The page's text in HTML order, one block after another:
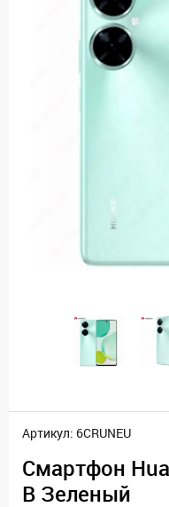
Артикул: 6CRUNEU
Смартфон
B Зеленый